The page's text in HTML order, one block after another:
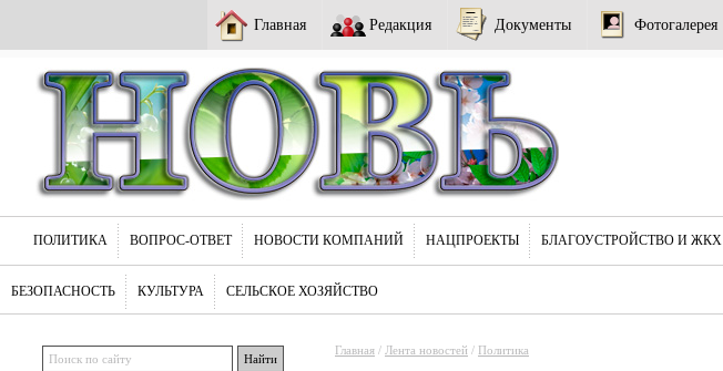
Главная Редакция Документы Фотогалерея
ПОЛИТИКА ВОПРОС-ОТВЕТ НОВОСТИ КОМПАНИЙ НАЦПРОЕКТЫ БЛАГОУСТРОЙСТВО И ЖКХ
БЕЗОПАСНОСТЬ КУЛЬТУРА СЕЛЬСКОЕ ХОЗЯЙСТВО
Главная / Лента новостей / Политика